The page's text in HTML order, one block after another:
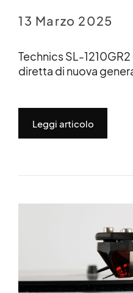
13 Marzo 2025
Technics SL-
diretta di nuova
Leggi articolo